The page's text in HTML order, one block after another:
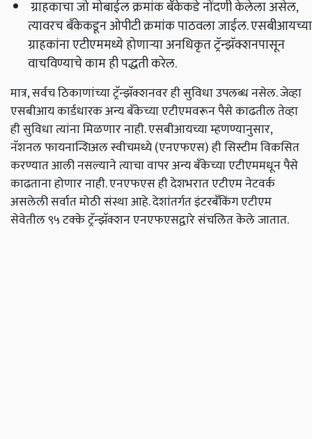
ग्राहकाचा जो मोबाईल क्रमांक बँकेकडे नोंदणी केलेला असेल,
त्यावरच बँकेकडून ओपीटी क्रमांक पाठवला जाईल. एसबीआयच्या
ग्राहकांना एटीएममध्ये होणाऱ्या अनधिकृत ट्रॅन्झॅक्शनपासून
वाचविण्याचे काम ही पद्धती करेल.
मात्र, सर्वच ठिकाणांच्या ट्रॅन्झॅक्शनवर ही सुविधा उपलब्ध नसेल. जेव्हा
एसबीआय कार्डधारक अन्य बँकेच्या एटीएमवरून पैसे काढतील तेव्हा
ही सुविधा त्यांना मिळणार नाही. एसबीआयच्या म्हणण्यानुसार,
नॅशनल फायनान्शिअल स्वीचमध्ये (एनएफएस) ही सिस्टीम विकसित
करण्यात आली नसल्याने त्याचा वापर अन्य बँकेच्या एटीएममधून पैसे
काढताना होणार नाही. एनएफएस ही देशभरात एटीएम नेटवर्क
असलेली सर्वात मोठी संस्था आहे. देशांतर्गत इंटरबँकिंग एटीएम
सेवेतील ९५ टक्के ट्रॅन्झॅक्शन एनएफएसद्वारे संचलित केले जातात.